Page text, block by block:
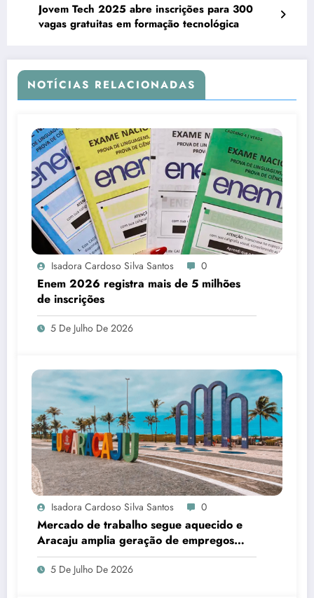
Jovem Tech 2025 abre inscrições para 300
vagas gratuitas em formação tecnológica
NOTÍCIAS RELACIONADAS
Isadora Cardoso Silva Santos 0
Enem 2026 registra mais de 5 milhões
de inscrições
5 De Julho De 2026
Isadora Cardoso Silva Santos 0
Mercado de trabalho segue aquecido e
Aracaju amplia geração de empregos
formais
5 De Julho De 2026